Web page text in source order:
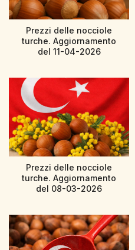
Prezzi delle nocciole
turche. Aggiornamento
del 11-04-2026
Prezzi delle nocciole
turche. Aggiornamento
del 08-03-2026